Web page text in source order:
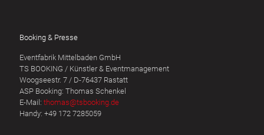
Booking & Presse
Eventfabrik Mittelbaden GmbH
TS BOOKING / Künstler & Eventmanagement
Woogseestr. 7 / D-76437 Rastatt
ASP Booking: Thomas Schenkel
E-Mail: thomas@tsbooking.de
Handy: +49 172 7285059